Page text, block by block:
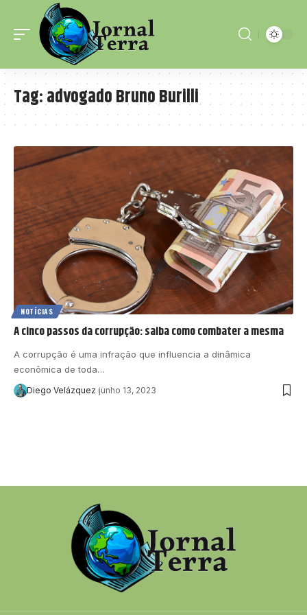
Tag:advogado Bruno Burilli
NOTÍCIAS
A cinco passos da corrupção: saiba como combater a mesma
A corrupção é uma infração que influencia a dinâmica
econômica de toda…
Diego Velázquez junho 13, 2023